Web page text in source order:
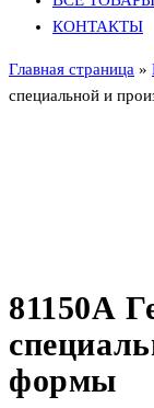
КОНТАКТЫ
Главная страница »
специальной и
81150А
формы